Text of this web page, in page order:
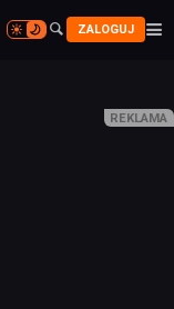

 ZALOGUJ 
